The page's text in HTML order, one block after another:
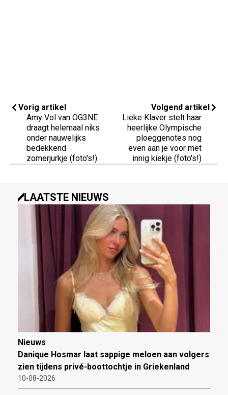
Vorig artikel
Amy Vol van OG3NE
draagt helemaal niks
onder nauwelijks
bedekkend
zomerjurkje (foto's!)
Volgend artikel
Lieke Klaver stelt haar
heerlijke Olympische
ploeggenotes nog
even aan je voor met
innig kiekje (foto's!)
LAATSTE NIEUWS
Nieuws
Danique Hosmar laat sappige meloen aan volgers
zien tijdens privé-boottochtje in Griekenland
10-08-2026